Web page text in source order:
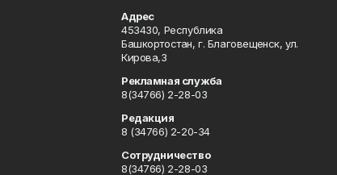
Адрес
453430, Республика
Башкортостан, г. Благовещенск, ул.
Кирова,3
Рекламная служба
8(34766) 2-28-03
Редакция
8 (34766) 2-20-34
Сотрудничество
8(34766) 2-28-03